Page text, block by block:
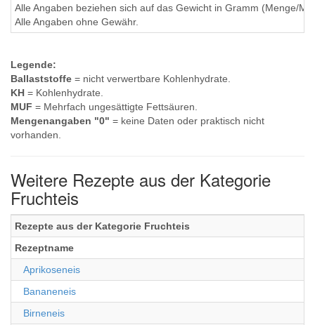
Alle Angaben beziehen sich auf das Gewicht in Gramm (Menge/
Alle Angaben ohne Gewähr.
Legende:
Ballaststoffe = nicht verwertbare Kohlenhydrate.
KH = Kohlenhydrate.
MUF = Mehrfach ungesättigte Fettsäuren.
Mengenangaben "0" = keine Daten oder praktisch nicht
vorhanden.
Weitere Rezepte aus der Kategorie
Fruchteis
Rezepte aus der Kategorie Fruchteis
Rezeptname
Aprikoseneis
Bananeneis
Birneneis